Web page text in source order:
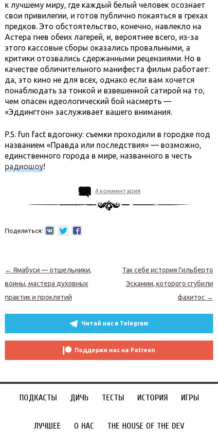
к лучшему миру, где каждый белый человек осознает
свои привилегии, и готов публично покаяться в грехах
предков. Это обстоятельство, конечно, навлекло на
Астера гнев обеих лагерей, и, вероятнее всего, из-за
этого кассовые сборы оказались провальными, а
критики отозвались сдержанными рецензиями. Но в
качестве обличительного манифеста фильм работает:
да, это кино не для всех, однако если вам хочется
понаблюдать за тонкой и взвешенной сатирой на то,
чем опасен идеологический бой насмерть —
«Эддингтон» заслуживает вашего внимания.
P.S. fun fact вдогонку: съемки проходили в городке под
названием «Правда или последствия» — возможно,
единственного города в мире, названного в честь
радиошоу!
4 комментария
Поделиться:
Навигация по записям
← Ямабуси — отшельники,
воины, мастера духовных
практик и проклятий
Так себе история Гильберто
Эскамии, которого сгубили
фахитос →
Читай нас в Telegram
Поддержи нас на Patreon
ПОДКАСТЫ ДИЧЬ ТЕСТЫ ИСТОРИЯ ИГРЫ
ЛУЧШЕЕ О НАС THE HOUSE OF THE DEV